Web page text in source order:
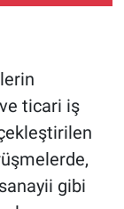
ticari iş
gibi